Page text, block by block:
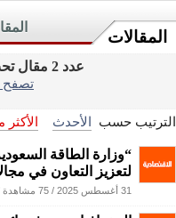
المقالات
عدد 2 مقال تحت قسم
تصفح
الترتيب حسب الأحدث
“وزارة الطاقة
لتعزيز التعاون في
31 أغسطس 2025 / 75 مشاهدة